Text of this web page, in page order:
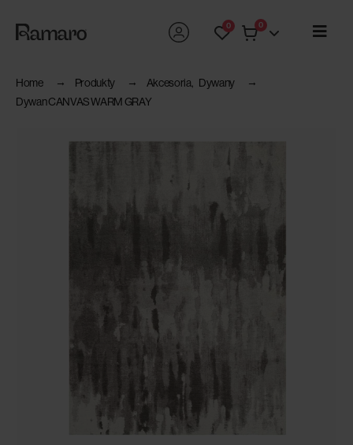
0 0
Home Produkty Akcesoria
Dywany
Dywan CANVAS WARM GRAY